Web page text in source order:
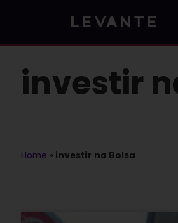
investir
Home » investir na Bolsa